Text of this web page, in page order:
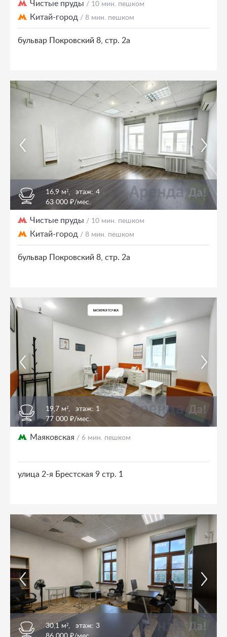
Чистые пруды / 10 мин. пешком
Китай-город / 8 мин. пешком
бульвар Покровский 8, стр. 2а
16,9 м²,
этаж: 4
63 000 ₽/мес.
Чистые пруды / 10 мин. пешком
Китай-город / 8 мин. пешком
бульвар Покровский 8, стр. 2а
19,7 м²,
этаж: 1
77 000 ₽/мес.
Маяковская / 6 мин. пешком
улица 2-я Брестская 9 стр. 1
30,1 м²,
этаж: 3